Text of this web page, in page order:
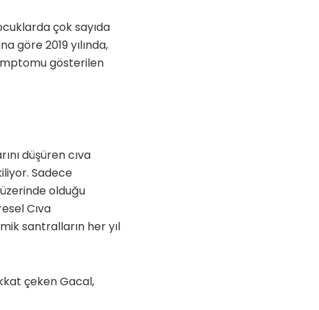
çok sayıda
göre 2019 yılında,
gösterilen
düşüren cıva
Sadece
olduğu
Cıva
santralların her yıl
çeken Gacal,